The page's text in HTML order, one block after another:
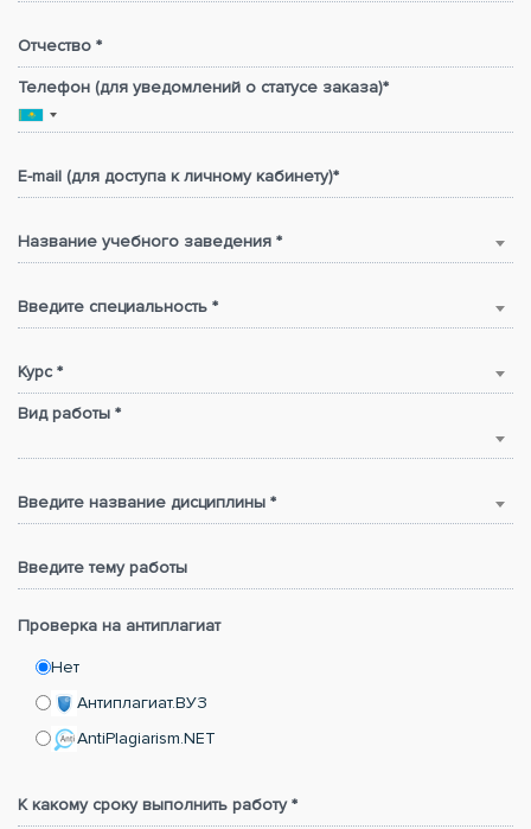
Отчество *
Телефон (для уведомлений о статусе заказа)*
E-mail (для доступа к личному кабинету)*
Название учебного заведения *
Введите специальность *
Курс *
Вид работы *
Введите название дисциплины *
Введите тему работы
Проверка на антиплагиат
Нет
Антиплагиат.ВУЗ
AntiPlagiarism.NET
К какому сроку выполнить работу *